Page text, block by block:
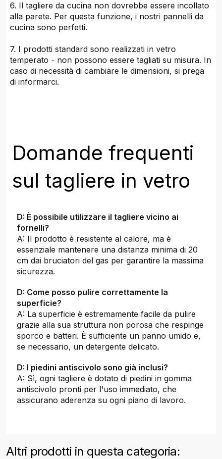
6. Il tagliere da cucina non dovrebbe essere incollato
alla parete. Per questa funzione, i nostri pannelli da
cucina sono perfetti.
7. I prodotti standard sono realizzati in vetro
temperato - non possono essere tagliati su misura. In
caso di necessità di cambiare le dimensioni, si prega
di informarci.
Domande frequenti
sul tagliere in vetro
D: È possibile utilizzare il tagliere vicino ai
fornelli?
A: Il prodotto è resistente al calore, ma è
essenziale mantenere una distanza minima di 20
cm dai bruciatori del gas per garantire la massima
sicurezza.
D: Come posso pulire correttamente la
superficie?
A: La superficie è estremamente facile da pulire
grazie alla sua struttura non porosa che respinge
sporco e batteri. È sufficiente un panno umido e,
se necessario, un detergente delicato.
D: I piedini antiscivolo sono già inclusi?
A: Sì, ogni tagliere è dotato di piedini in gomma
antiscivolo pronti per l'uso immediato, che
assicurano aderenza su ogni piano di lavoro.
Altri prodotti in questa categoria: